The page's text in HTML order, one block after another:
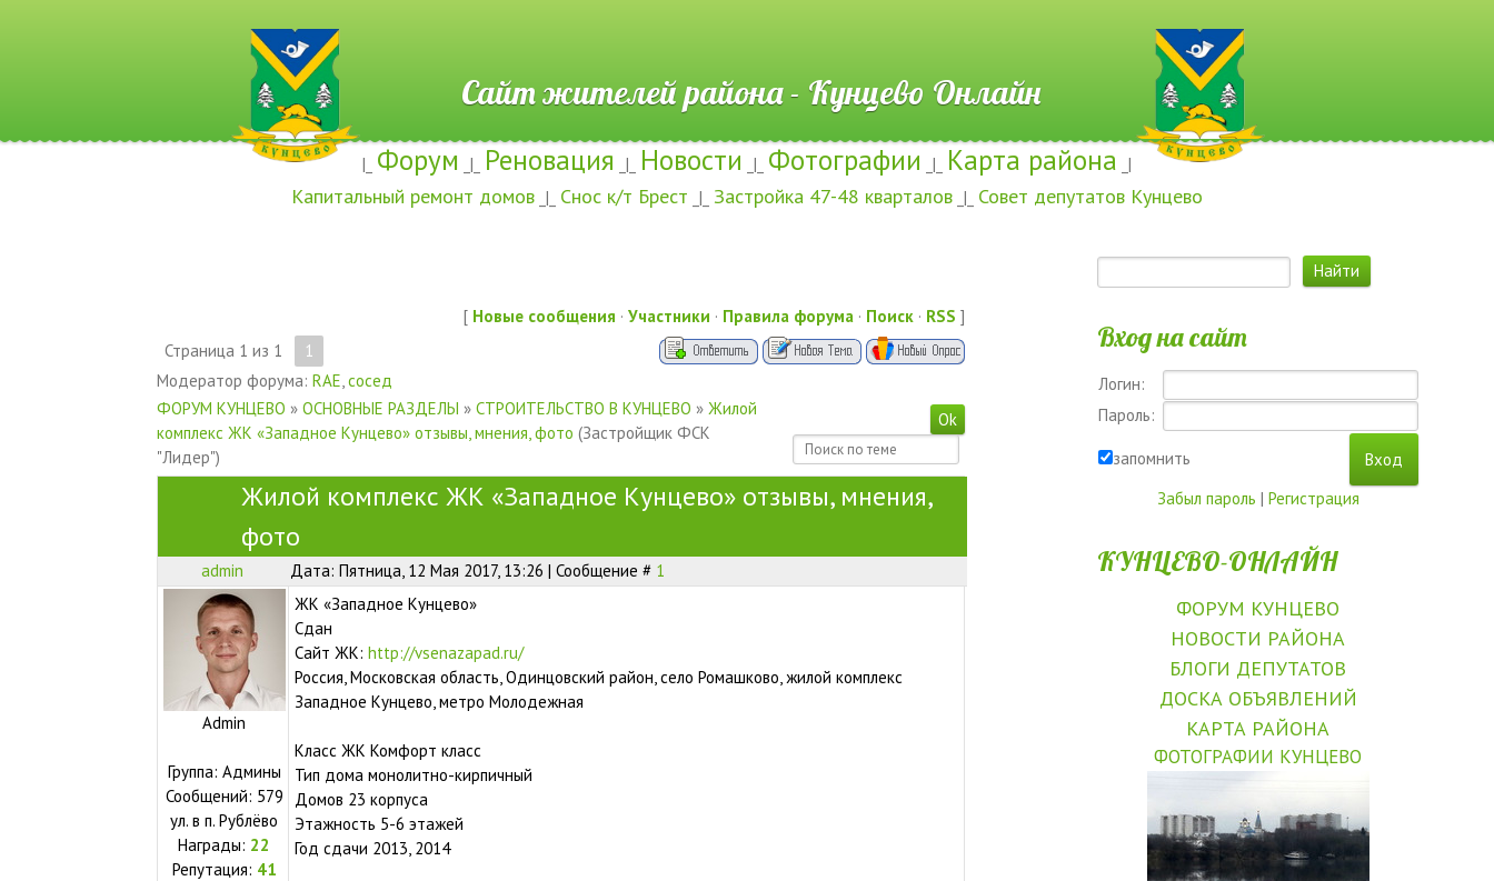
Сайт жителей района - Кунцево Онлайн
|_ Форум _|_ Реновация _|_ Новости _|_ Фотографии _|_ Карта района _|
Капитальный ремонт домов _|_ Снос к/т Брест _|_ Застройка 47-48 кварталов _|_ Совет депутатов Кунцево
[ Новые сообщения · Участники · Правила форума · Поиск · RSS ]
Страница 1 из 1
1
Модератор форума: RAE сосед
ФОРУМ КУНЦЕВО » ОСНОВНЫЕ РАЗДЕЛЫ » СТРОИТЕЛЬСТВО В КУНЦЕВО » Жилой
комплекс ЖК «Западное Кунцево» отзывы, мнения, фото (Застройщик ФСК
"Лидер")
Жилой комплекс ЖК «Западное Кунцево» отзывы, мнения,
фото
admin Дата: Пятница, 12 Мая 2017, 13:26 | Сообщение # 1
Admin
Группа: Админы
Сообщений: 579
ул.в п. Рублёво
Награды: 22
Репутация: 41
ЖК «Западное Кунцево»
Сдан
Сайт ЖК: http://vsenazapad.ru/
Россия, Московская область, Одинцовский район, село Ромашково, жилой комплекс
Западное Кунцево, метро Молодежная
Класс ЖК Комфорт класс
Тип дома монолитно-кирпичный
Домов 23 корпуса
Этажность 5-6 этажей
Год сдачи 2013, 2014
Вход на сайт
Логин:
Пароль:
запомнить
Забыл пароль | Регистрация
КУНЦЕВО-ОНЛАЙН
ФОРУМ КУНЦЕВО
НОВОСТИ РАЙОНА
БЛОГИ ДЕПУТАТОВ
ДОСКА ОБЪЯВЛЕНИЙ
КАРТА РАЙОНА
ФОТОГРАФИИ КУНЦЕВО